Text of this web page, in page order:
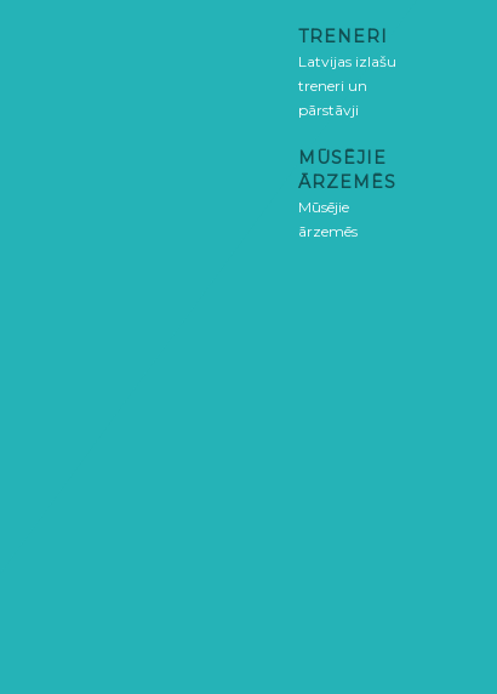
TRENERI
Latvijas izlašu
treneri un
pārstāvji
MŪSĒJIE
ĀRZEMĒS
Mūsējie
ārzemēs